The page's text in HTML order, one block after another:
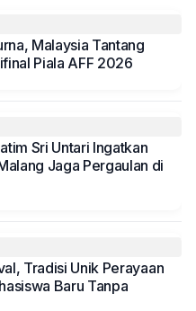
Malaysia Tantang
Piala AFF 2026
Sri Untari Ingatkan
Jaga Pergaulan di
Tradisi Unik Perayaan
Baru Tanpa